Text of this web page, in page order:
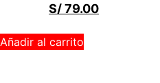
S/79.00
Añadir al carrito